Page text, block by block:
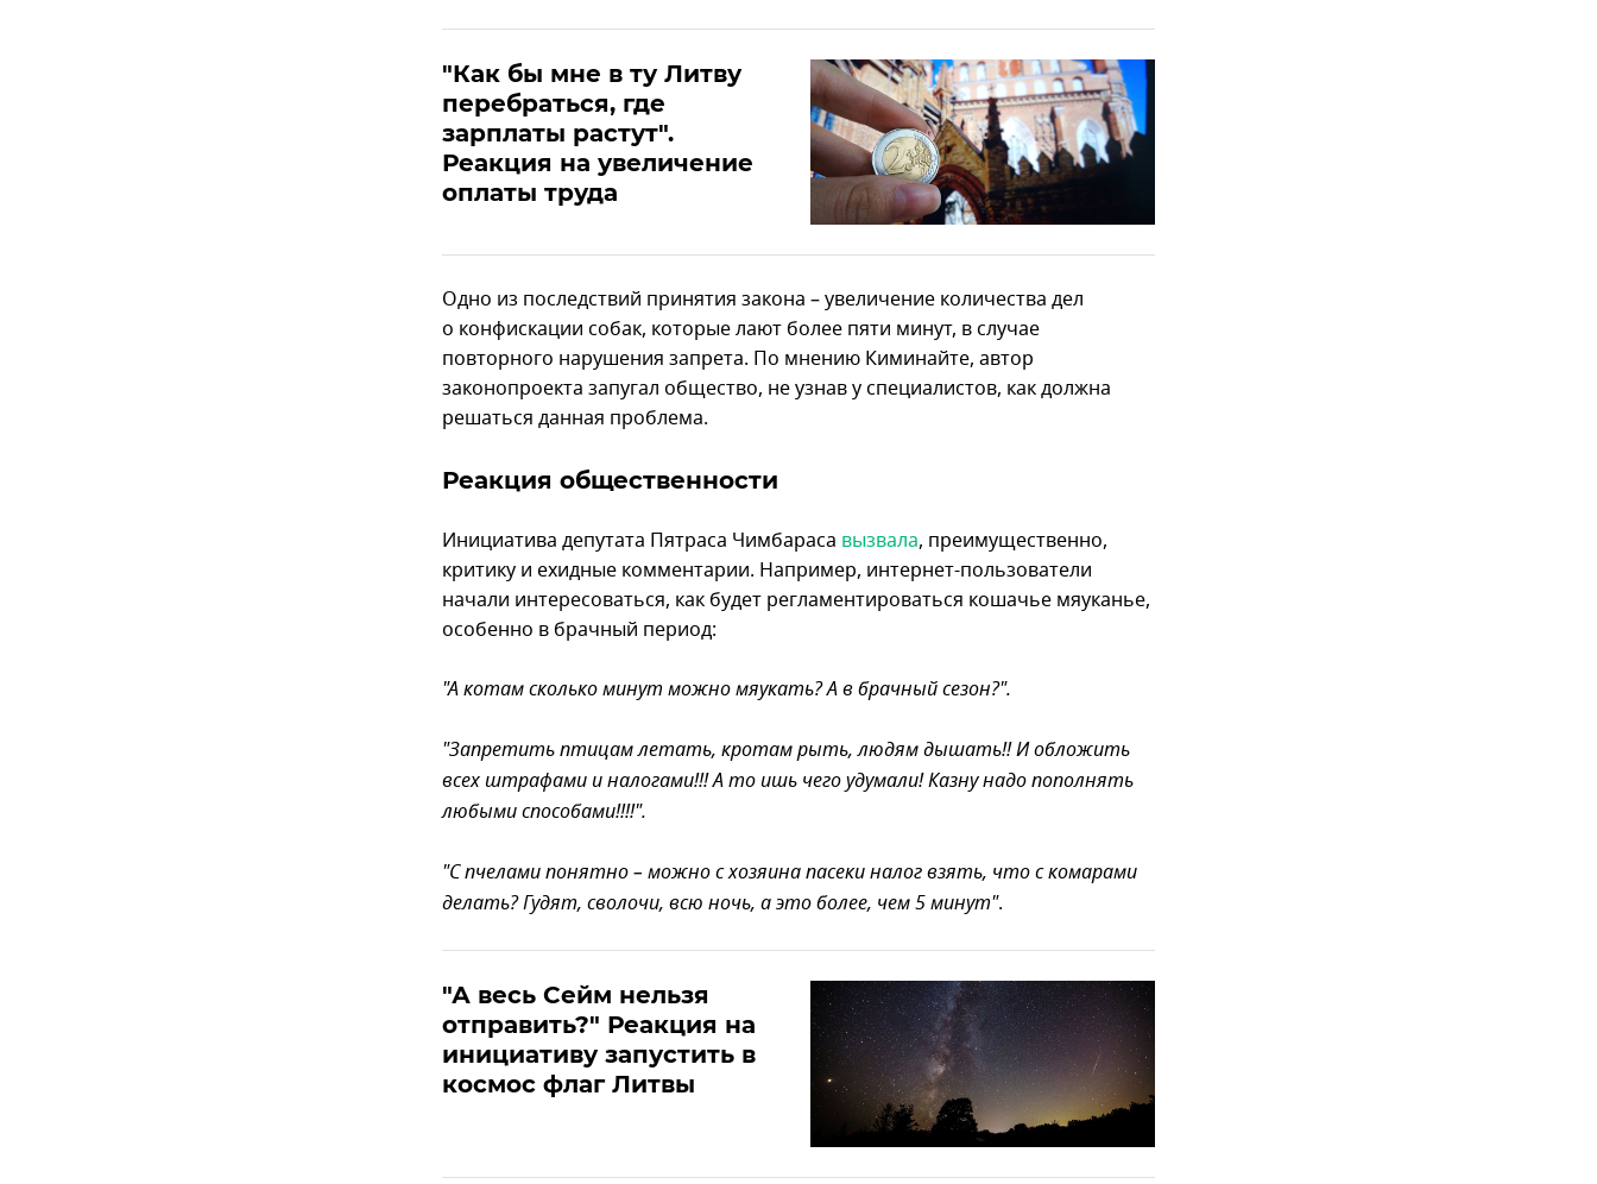
"Как бы мне в ту Литву
перебраться, где
зарплаты растут".
Реакция на увеличение
оплаты труда
Одно из последствий принятия закона – увеличение количества дел
о конфискации собак, которые лают более пяти минут, в случае
повторного нарушения запрета. По мнению Киминайте, автор
законопроекта запугал общество, не узнав у специалистов, как должна
решаться данная проблема.
Реакция общественности
Инициатива депутата Пятраса Чимбараса вызвала, преимущественно,
критику и ехидные комментарии. Например, интернет-пользователи
начали интересоваться, как будет регламентироваться кошачье мяуканье,
особенно в брачный период:
"А котам сколько минут можно мяукать? А в брачный сезон?".
"Запретить птицам летать, кротам рыть, людям дышать!! И обложить
всех штрафами и налогами!!! А то ишь чего удумали! Казну надо пополнять
любыми способами!!!!".
"С пчелами понятно – можно с хозяина пасеки налог взять, что с комарами
делать? Гудят, сволочи, всю ночь, а это более, чем 5 минут".
"А весь Сейм нельзя
отправить?" Реакция на
инициативу запустить в
космос флаг Литвы